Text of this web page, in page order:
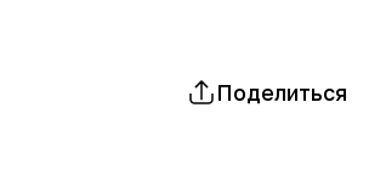
Поделиться